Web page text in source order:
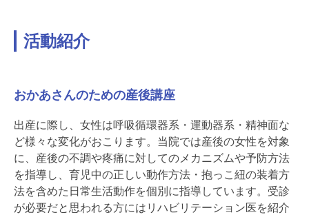
活動紹介
おかあさんのための産後講座
出産に際し、女性は呼吸循環器系・運動器系・精神面な
ど様々な変化がおこります。当院では産後の女性を対象
に、産後の不調や疼痛に対してのメカニズムや予防方法
を指導し、育児中の正しい動作方法・抱っこ紐の装着方
法を含めた日常生活動作を個別に指導しています。受診
が必要だと思われる方にはリハビリテーション医を紹介